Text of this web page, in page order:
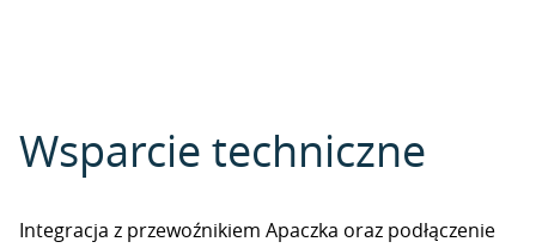
Wsparcie techniczne
Integracja z przewoźnikiem Apaczka oraz podłączenie